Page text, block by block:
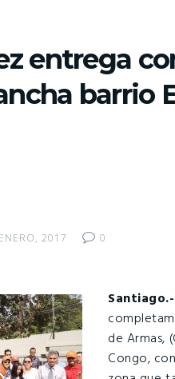
entrega
barrio
2017
0
Santiago.-
de Armas,
Congo,